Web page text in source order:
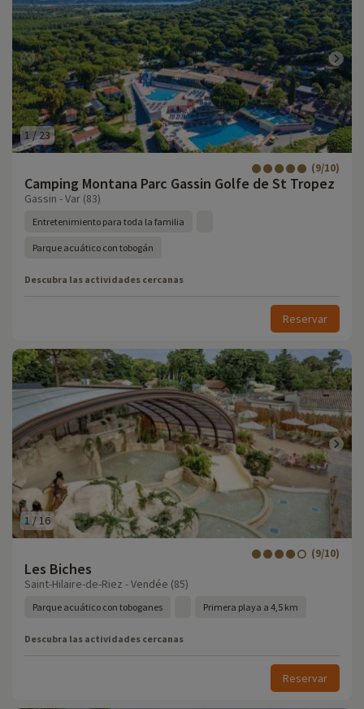
1 /23
Camping Montana Parc Gassin Golfe de St Tropez
(9/10)
Gassin - Var (83)
Entretenimiento para toda la familia
Parque acuático con tobogán
Descubra las actividades cercanas
Reservar
1 /16
Les Biches
(9/10)
Saint-Hilaire-de-Riez - Vendée (85)
Parque acuático con toboganes Primera playa a 4,5 km
Descubra las actividades cercanas
Reservar